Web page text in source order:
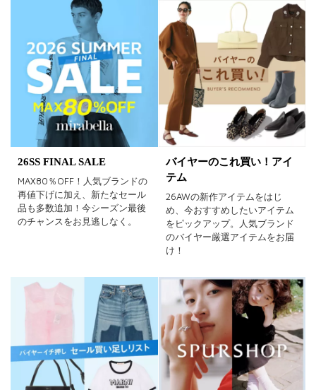
再入荷
ラスト1 受注生産
在庫あり
カラー
ホワイト ブラック グレー
ベージュ ブラウン オレンジ
ピンク
ゴールド シルバー マルチ
26SS FINAL SALE
MAX80％OFF！人気ブランドの
再値下げに加え、新たなセール
品も多数追加！今シーズン最後
のチャンスをお見逃しなく。
バイヤーのこれ買い！アイ
テム
26AWの新作アイテムをはじ
め、今おすすめしたいアイテム
をピックアップ。人気ブランド
のバイヤー厳選アイテムをお届
け！